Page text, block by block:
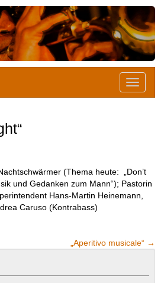
(Thema heute: „Don’t
und Gedanken zum Mann“); Pastorin
Hans-Martin Heinemann,
Caruso (Kontrabass)
„Aperitivo musicale“ →